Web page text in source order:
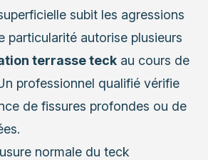
subit les agressions
particularité autorise plusieurs
terrasse teck au cours de
professionnel qualifié vérifie
de fissures profondes ou de
normale du teck